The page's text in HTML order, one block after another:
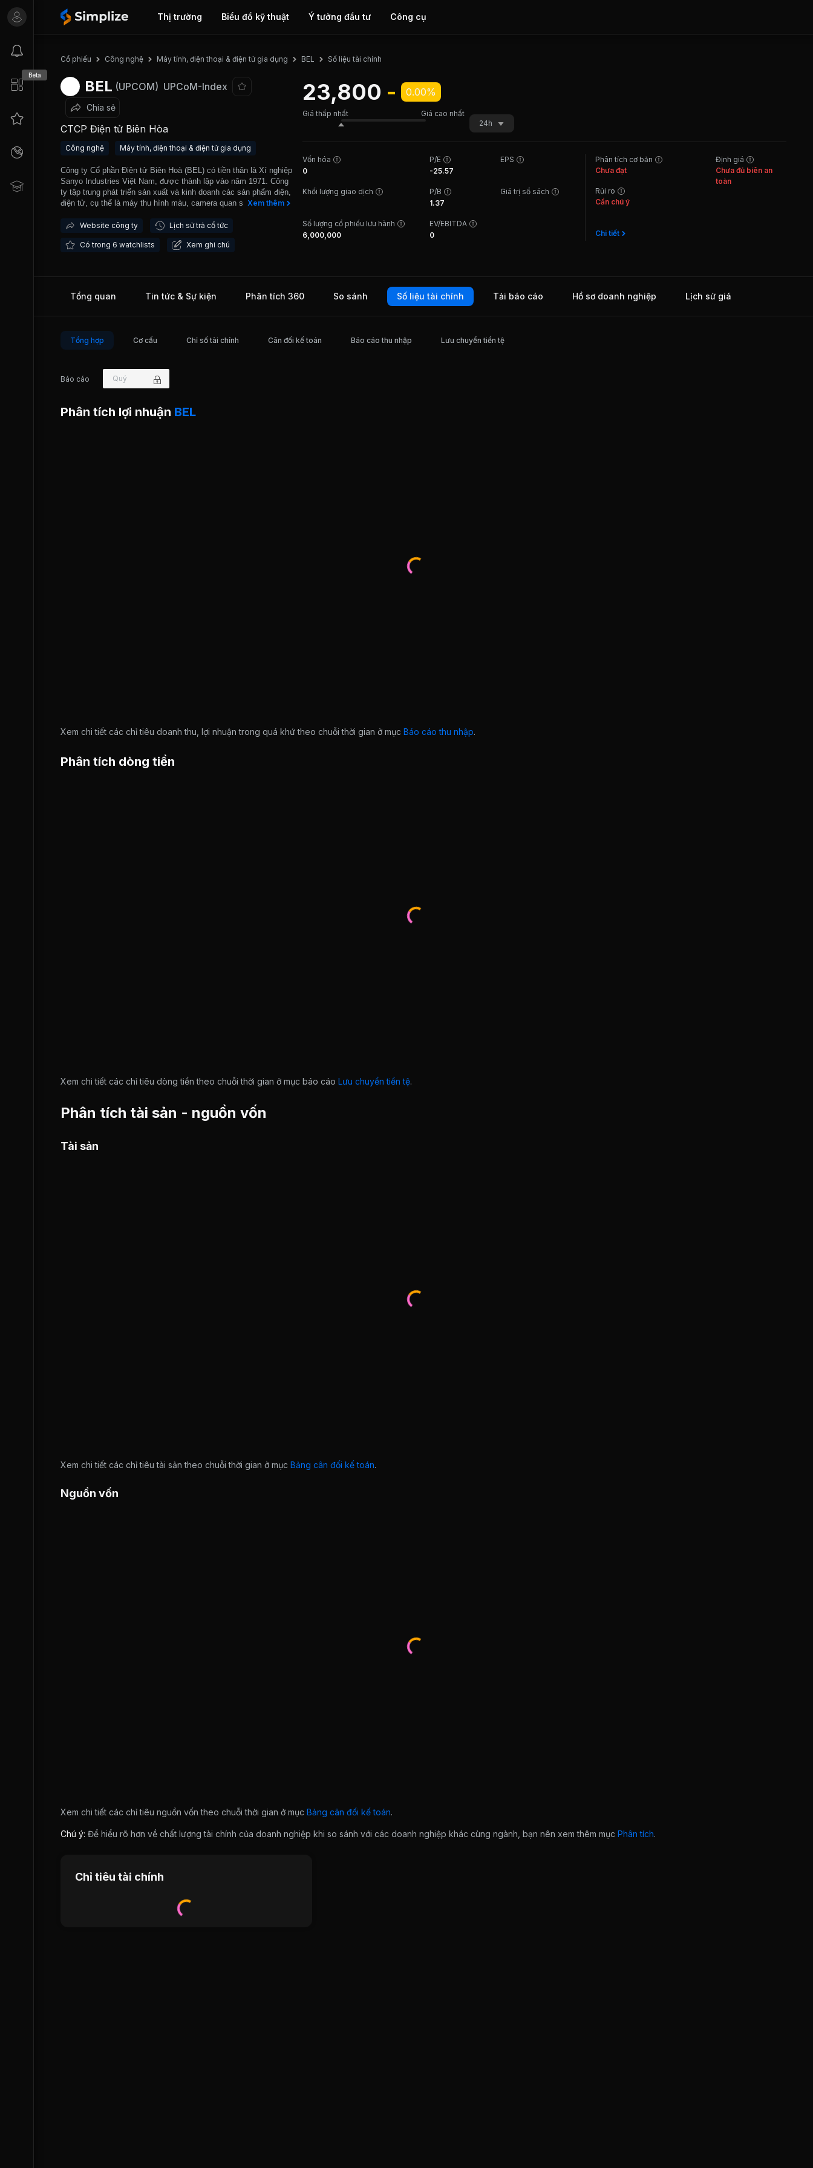
Thị trường Biểu đồ kỹ thuật Ý tưởng đầu tư Công cụ
Beta
Cổ phiếu Công nghệ Máy tính, điện thoại & điện tử gia dụng BEL Số liệu tài chính
BEL (UPCOM) UPCoM-Index
Chia sẻ
CTCP Điện tử Biên Hòa
Công nghệ Máy tính, điện thoại & điện tử gia dụng
Công ty Cổ phần Điện tử Biên Hoà (BEL) có tiền thân là Xí nghiệp
Sanyo Industries Việt Nam, được thành lập vào năm 1971. Công
ty tập trung phát triển sản xuất và kinh doanh các sản phẩm điện,
điện tử, cụ thể là máy thu hình màu, camera quan sát, các thiết
công nghệ tiên tiến, thiết kế và sản xuất các sản phẩm mang
đó, BEL còn tham gia cho thuê văn phòng và xuất nhập khẩu.
Xem thêm
Website công ty Lịch sử trả cổ tức
Có trong 6 watchlists Xem ghi chú
23,800 - 0.00%
Giá thấp nhất
Giá cao nhất
24h
Vốn hóa
0
P/E
-25.57
EPS
Khối lượng giao dịch
P/B
1.37
Giá trị sổ sách
Số lượng cổ phiếu lưu hành
6,000,000
EV/EBITDA
0
Phân tích cơ bản
Chưa đạt
Rủi ro
Cần chú ý
Chi tiết
Định giá
Chưa đủ biên an
toàn
Tổng quan Tin tức & Sự kiện Phân tích 360 So sánh Số liệu tài chính Tải báo cáo Hồ sơ doanh nghiệp Lịch sử giá
Tổng hợp Cơ cấu Chỉ số tài chính Cân đối kế toán Báo cáo thu nhập Lưu chuyển tiền tệ
Báo cáo Quý
Phân tích lợi nhuận BEL
Xem chi tiết các chỉ tiêu doanh thu, lợi nhuận trong quá khứ theo chuỗi thời gian ở mục Báo cáo thu nhập.
Phân tích dòng tiền
Xem chi tiết các chỉ tiêu dòng tiền theo chuỗi thời gian ở mục báo cáo Lưu chuyển tiền tệ.
Phân tích tài sản - nguồn vốn
Tài sản
Xem chi tiết các chỉ tiêu tài sản theo chuỗi thời gian ở mục Bảng cân đối kế toán.
Nguồn vốn
Xem chi tiết các chỉ tiêu nguồn vốn theo chuỗi thời gian ở mục Bảng cân đối kế toán.
Chú ý: Để hiểu rõ hơn về chất lượng tài chính của doanh nghiệp khi so sánh với các doanh nghiệp khác cùng ngành, bạn nên xem thêm mục Phân tích.
Chỉ tiêu tài chính